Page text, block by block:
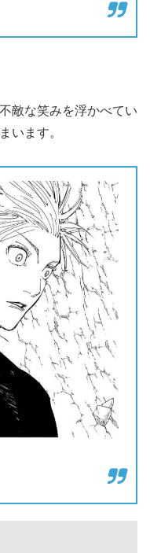
敵な笑みを浮かべてい
います。